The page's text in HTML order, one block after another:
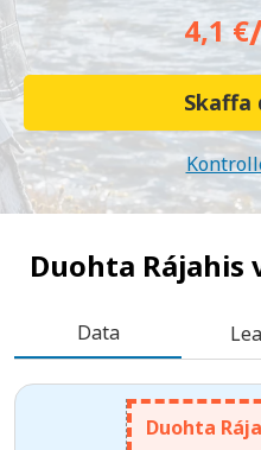
4,1 €
Skaffa
Duohta Rájahis
Data
Duohta